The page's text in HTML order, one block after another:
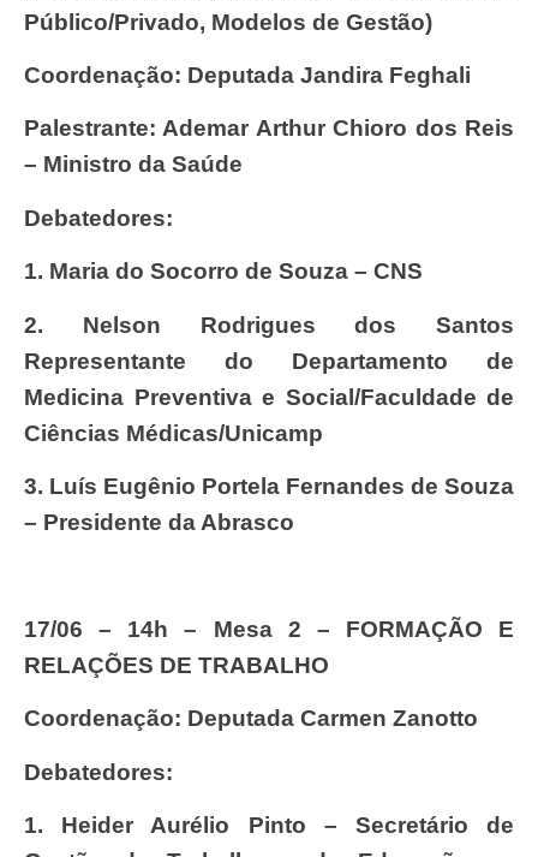
Público/Privado, Modelos de Gestão)
Coordenação: Deputada Jandira Feghali
Palestrante: Ademar Arthur Chioro dos Reis
– Ministro da Saúde
Debatedores:
1. Maria do Socorro de Souza – CNS
2.
Nelson Rodrigues dos Santos
Representante do Departamento de
Medicina Preventiva e Social/Faculdade de
Ciências Médicas/Unicamp
3. Luís Eugênio Portela Fernandes de Souza
– Presidente da Abrasco
17/06 – 14h – Mesa 2 – FORMAÇÃO E
RELAÇÕES DE TRABALHO
Coordenação: Deputada Carmen Zanotto
Debatedores:
1.
Heider Aurélio Pinto – Secretário de